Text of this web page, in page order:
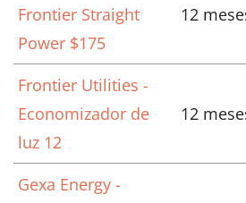
Frontier Straight
Power $175
12
Frontier Utilities -
Economizador de
luz 12
12
Gexa Energy -